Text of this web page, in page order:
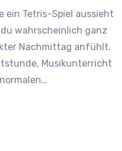
wahrscheinlich ganz
Nachmittag anfühlt.
Musikunterricht